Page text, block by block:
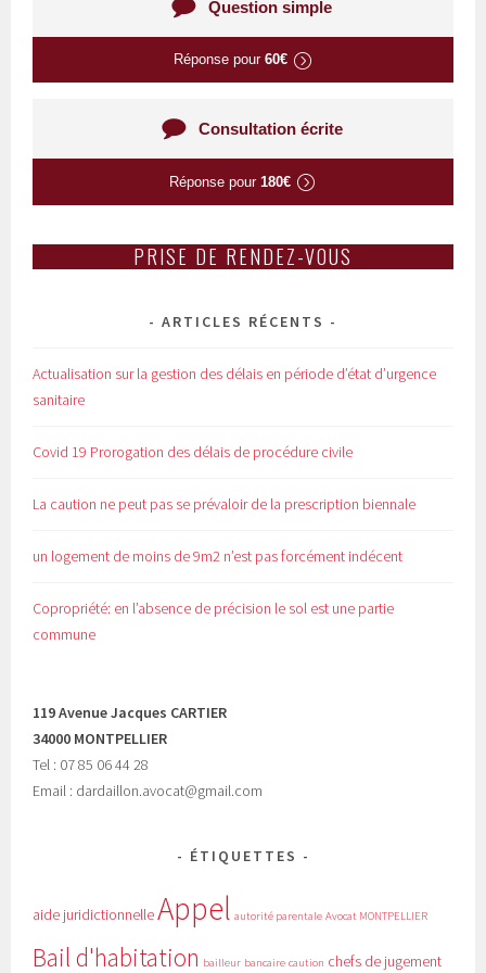
Question simple
Réponse pour 60€
Consultation écrite
Réponse pour 180€
PRISE DE RENDEZ-VOUS
ARTICLES RÉCENTS
Actualisation sur la gestion des délais en période d’état d’urgence
sanitaire
Covid 19 Prorogation des délais de procédure civile
La caution ne peut pas se prévaloir de la prescription biennale
un logement de moins de 9m2 n’est pas forcément indécent
Copropriété: en l’absence de précision le sol est une partie
commune
119 Avenue Jacques CARTIER
34000 MONTPELLIER
Tel : 07 85 06 44 28
Email : dardaillon.avocat@gmail.com
ÉTIQUETTES
aide juridictionnelleAppel autorité parentale Avocat MONTPELLIER
Bail d'habitation bailleur bancaire caution chefs de jugement